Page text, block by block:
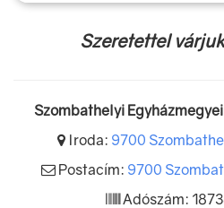
Szeretettel
Szombathelyi
Iroda: 9700
Postacím: 9700
Adószám: